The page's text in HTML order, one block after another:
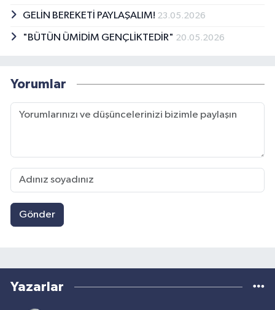
GELİN BEREKETİ PAYLAŞALIM! 23.05.2026
"BÜTÜN ÜMİDİM GENÇLİKTEDİR" 20.05.2026
Yorumlar
Gönder
Yazarlar